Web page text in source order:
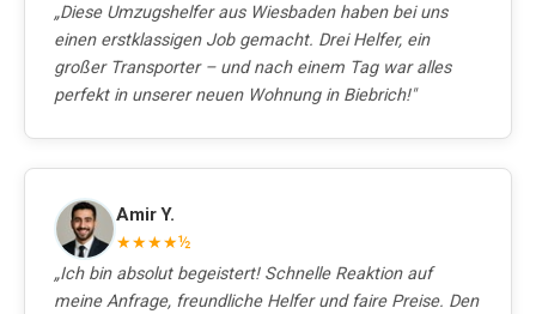
„Diese Umzugshelfer aus Wiesbaden haben bei uns
einen erstklassigen Job gemacht. Drei Helfer, ein
großer Transporter – und nach einem Tag war alles
perfekt in unserer neuen Wohnung in Biebrich!"
Amir Y.
★★★★½
„Ich bin absolut begeistert! Schnelle Reaktion auf
meine Anfrage, freundliche Helfer und faire Preise. Den